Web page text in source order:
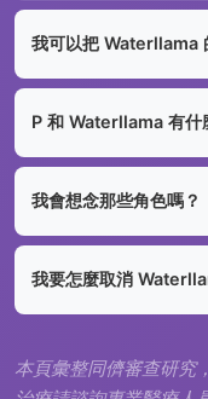
我可以把 Waterllama
P 和 Waterllama 有什
我會想念那些角色嗎？
我要怎麼取消
本頁彙整同儕審查研究